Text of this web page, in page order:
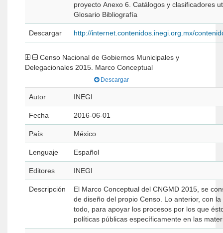
proyecto Anexo 6. Catálogos y clasificadores utilizados en el CNGMD 2015 Anexo 7. Relación de entrega de Módulos del CNGMD 2015, por Entidad Federativa
Glosario Bibliografía
Descargar http://internet.contenidos.inegi.org.mx/
Delegacionales 2015. Marco Conceptual
Descargar
Autor INEGI
Fecha 2016-06-01
País México
Lenguaje Español
Editores INEGI
Descripción
El Marco Conceptual del CNGMD 2015, se
de diseño del propio Censo. Lo anterior, con
todo, para apoyar los procesos por los que
políticas públicas específi­camente en las